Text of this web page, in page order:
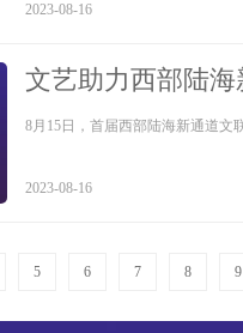
2023-08-16
文艺助力西部陆
8月15日，首届西部陆海新通道文
2023-08-16
5 6 7 8 9